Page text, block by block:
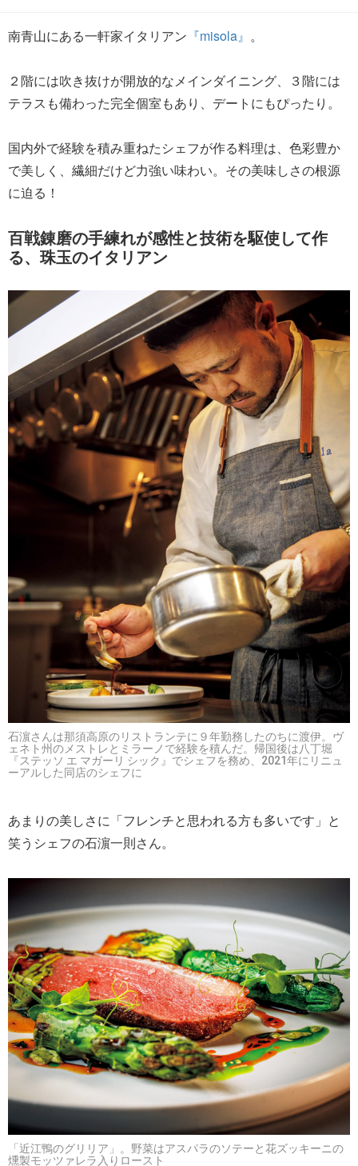
南青山にある一軒家イタリアン 『misola』 。
２階には吹き抜けが開放的なメインダイニング、３階には
テラスも備わった完全個室もあり、デートにもぴったり。
国内外で経験を積み重ねたシェフが作る料理は、色彩豊か
で美しく、繊細だけど力強い味わい。その美味しさの根源
に迫る！
百戦錬磨の手練れが感性と技術を駆使して作
る、珠玉のイタリアン
石濵さんは那須高原のリストランテに９年勤務したのちに渡伊。ヴ
ェネト州のメストレとミラーノで経験を積んだ。帰国後は八丁堀
『ステッソ エ マガーリ シック』でシェフを務め、2021年にリニュ
ーアルした同店のシェフに
あまりの美しさに「フレンチと思われる方も多いです」と
笑うシェフの石濵一則さん。
「近江鴨のグリリア」。野菜はアスパラのソテーと花ズッキーニの
燻製モッツァレラ入りロースト